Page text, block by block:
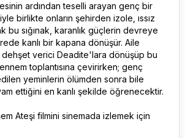
ardından teselli arayan genç bir
birlikte onların şehirden izole, ıssız
bu sığınak, karanlık güçlerin devreye
kanlı bir kapana dönüşür. Aile
verici Deadite'lara dönüşüp bu
toplantısına çevirirken; genç
yeminlerin ölümden sonra bile
ettiğini en kanlı şekilde öğrenecektir.
Ateşi filmini sinemada izlemek için